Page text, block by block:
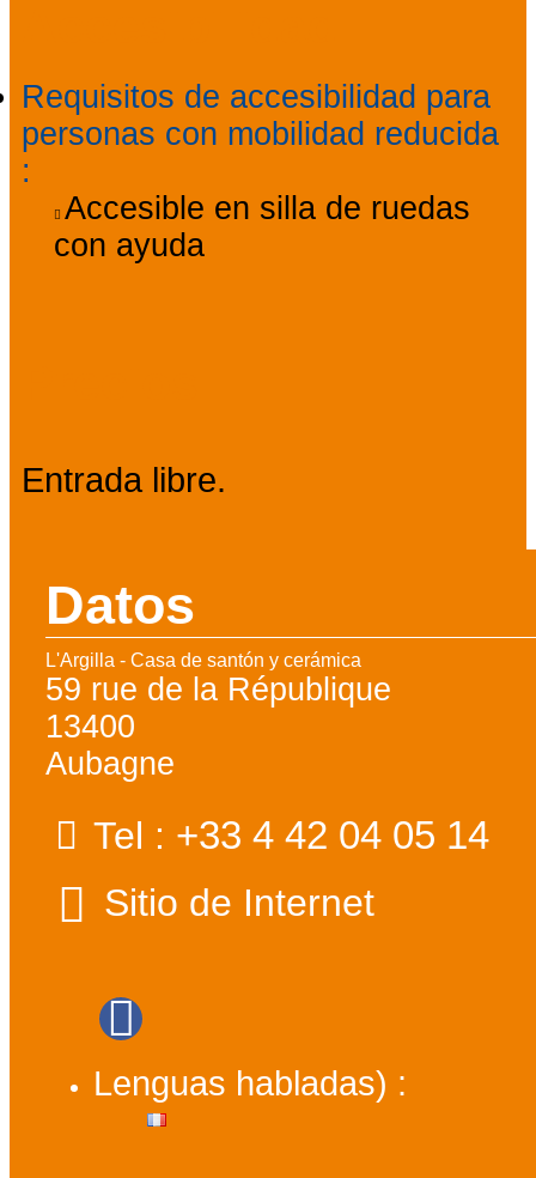
Requisitos de accesibilidad para
personas con mobilidad reducida
:
Accesible en silla de ruedas
con ayuda
Entrada libre.
Datos
L'Argilla - Casa de santón y cerámica
59 rue de la République
13400
Aubagne
Tel : +33 4 42 04 05 14
Sitio de Internet
Lenguas habladas) :